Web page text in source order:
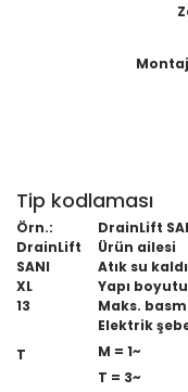
Tip kodlaması
Örn.:
DrainLift
DrainLift
Ürün ailesi
SANI
Atık su
XL
Yapı boyutu
13
Maks.
T
Elektrik
M = 1~
T = 3~